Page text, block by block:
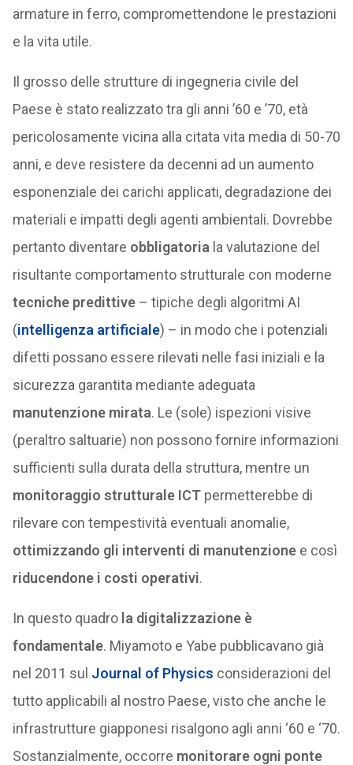
armature in ferro, compromettendone le prestazioni
e la vita utile.
Il grosso delle strutture di ingegneria civile del
Paese è stato realizzato tra gli anni ’60 e ’70, età
pericolosamente vicina alla citata vita media di 50-70
anni, e deve resistere da decenni ad un aumento
esponenziale dei carichi applicati, degradazione dei
materiali e impatti degli agenti ambientali. Dovrebbe
pertanto diventare obbligatoria la valutazione del
risultante comportamento strutturale con moderne
tecniche predittive– tipiche degli algoritmi AI
(intelligenza artificiale) – in modo che i potenziali
difetti possano essere rilevati nelle fasi iniziali e la
sicurezza garantita mediante adeguata
manutenzione mirata. Le (sole) ispezioni visive
(peraltro saltuarie) non possono fornire informazioni
sufficienti sulla durata della struttura, mentre un
monitoraggio strutturale ICT permetterebbe di
rilevare con tempestività eventuali anomalie,
ottimizzando gli interventi di manutenzionee così
riducendone i costi operativi.
In questo quadrola digitalizzazione è
fondamentale. Miyamoto e Yabe pubblicavano già
nel 2011 sul Journal of Physics considerazioni del
tutto applicabili al nostro Paese, visto che anche le
infrastrutture giapponesi risalgono agli anni ‘60 e ‘70.
Sostanzialmente, occorre monitorare ogni ponte